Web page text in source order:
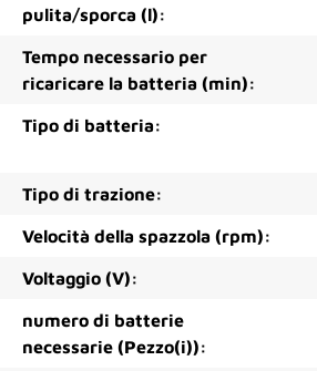
pulita/sporca (l):
Tempo necessario per
ricaricare la batteria (min):
Tipo di batteria:
Tipo di trazione:
Velocità della spazzola (rpm):
Voltaggio (V):
numero di batterie
necessarie (Pezzo(i)):